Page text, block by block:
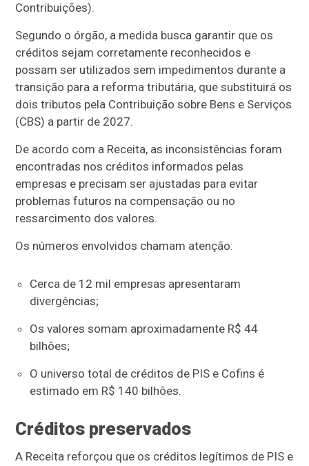
Contribuições).
Segundo o órgão, a medida busca garantir que os
créditos sejam corretamente reconhecidos e
possam ser utilizados sem impedimentos durante a
transição para a reforma tributária, que substituirá os
dois tributos pela Contribuição sobre Bens e Serviços
(CBS) a partir de 2027.
De acordo com a Receita, as inconsistências foram
encontradas nos créditos informados pelas
empresas e precisam ser ajustadas para evitar
problemas futuros na compensação ou no
ressarcimento dos valores.
Os números envolvidos chamam atenção:
Cerca de 12 mil empresas apresentaram
divergências;
Os valores somam aproximadamente R$ 44
bilhões;
O universo total de créditos de PIS e Cofins é
estimado em R$ 140 bilhões.
Créditos preservados
A Receita reforçou que os créditos legítimos de PIS e